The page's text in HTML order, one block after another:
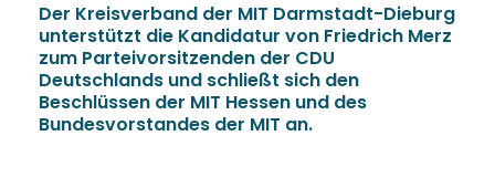
Der Kreisverband der MIT Darmstadt-Dieburg
unterstützt die Kandidatur von Friedrich Merz
zum Parteivorsitzenden der CDU
Deutschlands und schließt sich den
Beschlüssen der MIT Hessen und des
Bundesvorstandes der MIT an.